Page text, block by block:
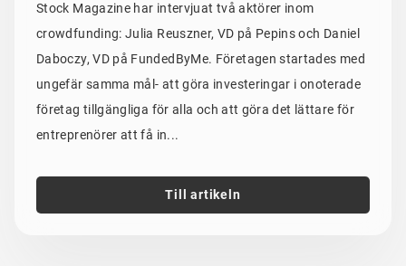
Stock Magazine har intervjuat två aktörer inom
crowdfunding: Julia Reuszner, VD på Pepins och Daniel
Daboczy, VD på FundedByMe. Företagen startades med
ungefär samma mål- att göra investeringar i onoterade
företag tillgängliga för alla och att göra det lättare för
entreprenörer att få in...
Till artikeln